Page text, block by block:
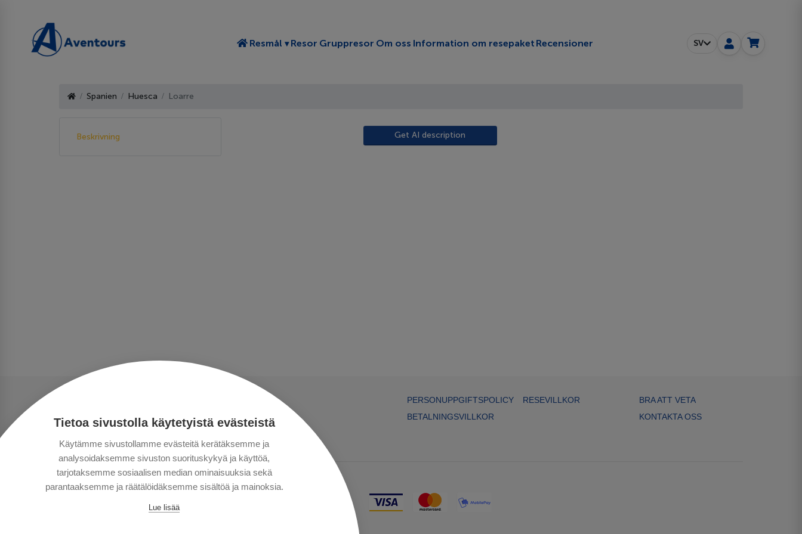
Tietoa sivustolla käytetyistä evästeistä
Käytämme sivustollamme evästeitä kerätäksemme ja
analysoidaksemme sivuston suorituskykyä ja käyttöä,
tarjotaksemme sosiaalisen median ominaisuuksia sekä
parantaaksemme ja räätälöidäksemme sisältöä ja mainoksia.
Lue lisää
Resmål Toggle submenu
Resor Gruppresor Om oss Information om resepaket Recensioner SV
Spanien Huesca Loarre
Beskrivning Get AI description
PERSONUPPGIFTSPOLICY
BETALNINGSVILLKOR
RESEVILLKOR
BRA ATT VETA
KONTAKTA OSS